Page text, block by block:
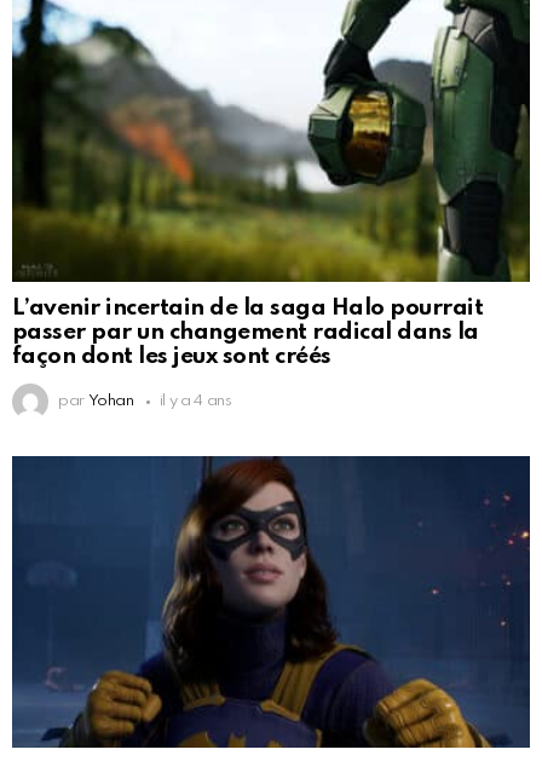
L’avenir incertain de la saga Halo pourrait
passer par un changement radical dans la
façon dont les jeux sont créés
par Yohan il y a 4 ans